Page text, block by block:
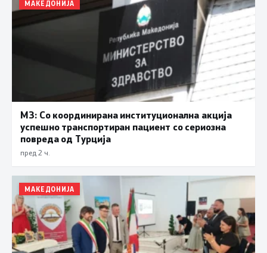
МАКЕДОНИЈА
МЗ: Со координирана институционална акција
успешно транспортиран пациент со сериозна
повреда од Турција
пред 2 ч.
МАКЕДОНИЈА